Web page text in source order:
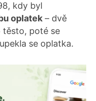
kdy byl
oplatek – dvě
těsto, poté se
se oplatka.